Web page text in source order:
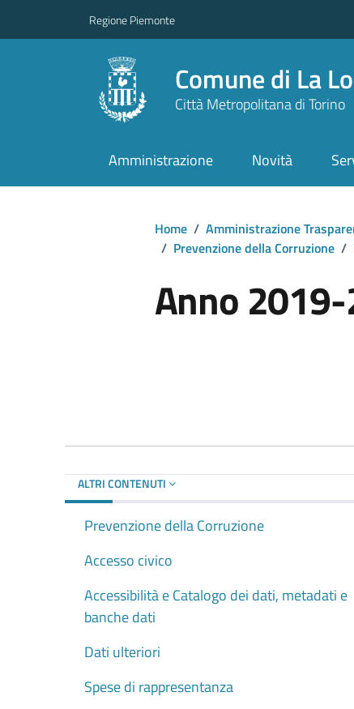
Regione Piemonte
Comune di La
Città Metropolitana di Torino
Amministrazione Novità
Home / Amministrazione
/ Prevenzione della Corruzione /
Anno
ALTRI CONTENUTI
Prevenzione della Corruzione
Accesso civico
Accessibilità e Catalogo dei dati, metadati e
banche dati
Dati ulteriori
Spese di rappresentanza